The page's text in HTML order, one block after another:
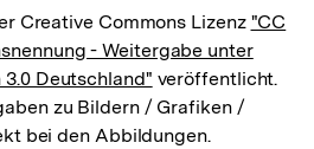
Creative Commons Lizenz "CC
- Weitergabe unter
Deutschland" veröffentlicht.
zu Bildern / Grafiken /
bei den Abbildungen.